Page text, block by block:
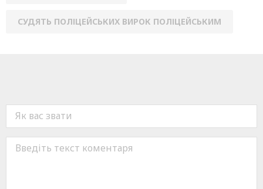
СУДЯТЬ ПОЛІЦЕЙСЬКИХ ВИРОК ПОЛІЦЕЙСЬКИМ